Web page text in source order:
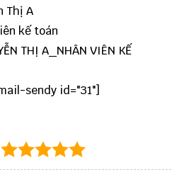
Thị A
kế toán
THỊ A_NHÂN VIÊN KẾ
sendy id="31"]